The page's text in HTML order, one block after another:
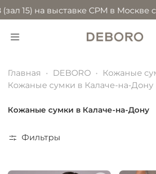
на выставке CPM в Москве с 1 по
Главная DEBORO
Кожаные
Кожаные сумки в Калаче-на-Дону
Кожаные сумки в Калаче-на-Дону
Фильтры